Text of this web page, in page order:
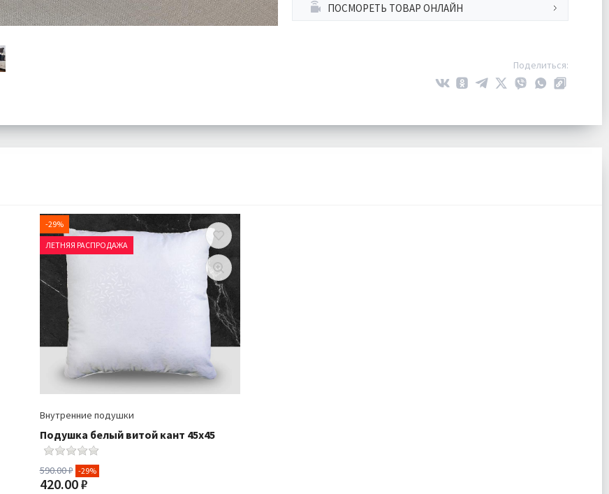
ПОСМОРЕТЬ ТОВАР ОНЛАЙН
Поделиться:
-29%
ЛЕТНЯЯ РАСПРОДАЖА
Внутренние подушки
Подушка белый витой кант 45х45
590.00 ₽ -29%
420.00 ₽